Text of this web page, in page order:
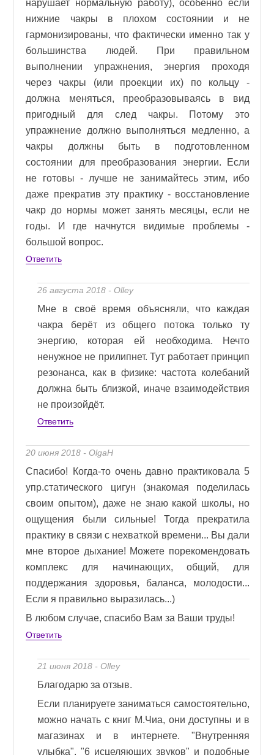
нарушает нормальную работу), особенно если
нижние чакры в плохом состоянии и не
гармонизированы, что фактически именно так у
большинства людей. При правильном
выполнении упражнения, энергия проходя
через чакры (или проекции их) по кольцу -
должна меняться, преобразовываясь в вид
пригодный для след чакры. Потому это
упражнение должно выполняться медленно, а
чакры должны быть в подготовленном
состоянии для преобразования энергии. Если
не готовы - лучше не занимайтесь этим, ибо
даже прекратив эту практику - восстановление
чакр до нормы может занять месяцы, если не
годы. И где начнутся видимые проблемы -
большой вопрос.
Ответить
26 августа 2018 - Olley
Мне в своё время объясняли, что каждая
чакра берёт из общего потока только ту
энергию, которая ей необходима. Нечто
ненужное не прилипнет. Тут работает принцип
резонанса, как в физике: частота колебаний
должна быть близкой, иначе взаимодействия
не произойдёт.
Ответить
20 июня 2018 - OlgaH
Спасибо! Когда-то очень давно практиковала 5
упр.статического цигун (знакомая поделилась
своим опытом), даже не знаю какой школы, но
ощущения были сильные! Тогда прекратила
практику в связи с нехваткой времени... Вы дали
мне второе дыхание! Можете порекомендовать
комплекс для начинающих, общий, для
поддержания здоровья, баланса, молодости...
Если я правильно выразилась...)
В любом случае, спасибо Вам за Ваши труды!
Ответить
21 июня 2018 - Olley
Благодарю за отзыв.
Если планируете заниматься самостоятельно,
можно начать с книг М.Чиа, они доступны и в
магазинах и в интернете. "Внутренняя
улыбка", "6 исцеляющих звуков" и подобные